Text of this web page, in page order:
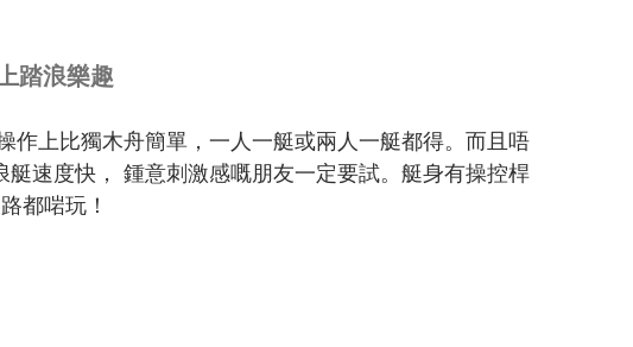
踏浪樂趣
作上比獨木舟簡單，一人一艇或兩人一艇都得。而且唔
速度快， 鍾意刺激感嘅朋友一定要試。艇身有操控桿
都啱玩！